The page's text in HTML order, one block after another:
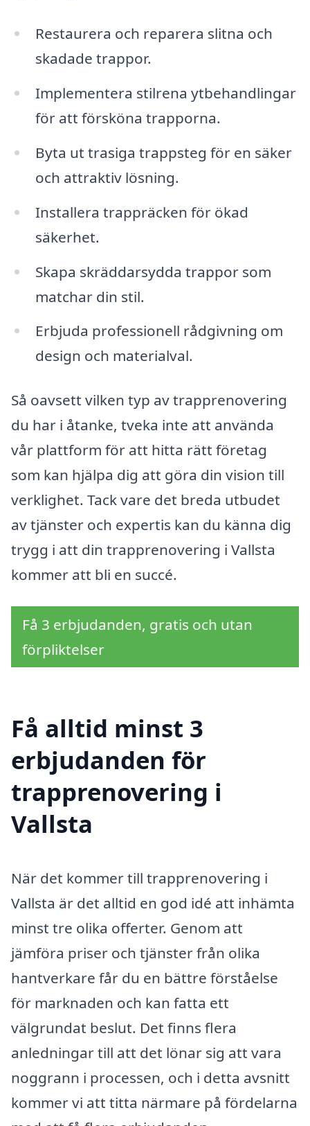
Restaurera och reparera slitna och
skadade trappor.
Implementera stilrena ytbehandlingar
för att försköna trapporna.
Byta ut trasiga trappsteg för en säker
och attraktiv lösning.
Installera trappräcken för ökad
säkerhet.
Skapa skräddarsydda trappor som
matchar din stil.
Erbjuda professionell rådgivning om
design och materialval.
Så oavsett vilken typ av trapprenovering
du har i åtanke, tveka inte att använda
vår plattform för att hitta rätt företag
som kan hjälpa dig att göra din vision till
verklighet. Tack vare det breda utbudet
av tjänster och expertis kan du känna dig
trygg i att din trapprenovering i Vallsta
kommer att bli en succé.
Få 3 erbjudanden, gratis och utan
förpliktelser
Få alltid minst 3
erbjudanden för
trapprenovering i
Vallsta
När det kommer till trapprenovering i
Vallsta är det alltid en god idé att inhämta
minst tre olika offerter. Genom att
jämföra priser och tjänster från olika
hantverkare får du en bättre förståelse
för marknaden och kan fatta ett
välgrundat beslut. Det finns flera
anledningar till att det lönar sig att vara
noggrann i processen, och i detta avsnitt
kommer vi att titta närmare på fördelarna